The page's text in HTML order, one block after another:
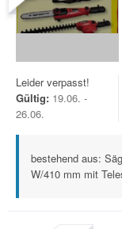
Leider verpasst!
Gültig: 19.06. -
26.06.
bestehend aus:
W/410 mm mit